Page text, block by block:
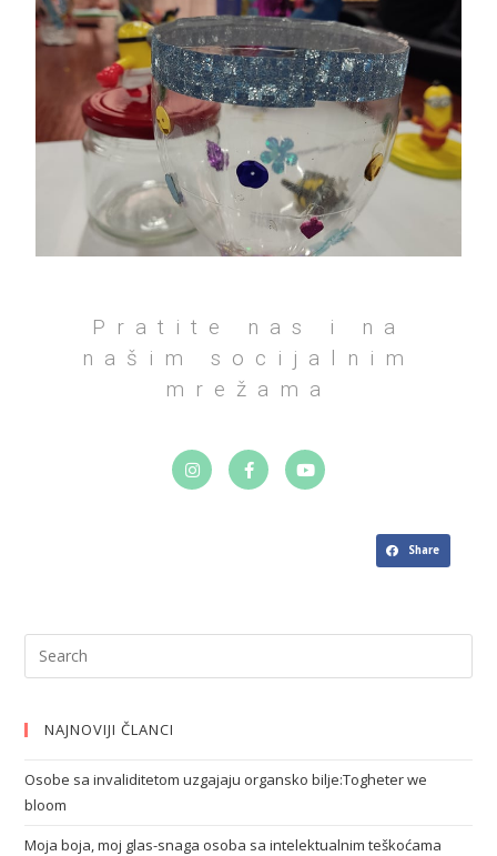
Pratite nas i na
našim socijalnim
mrežama
Share
NAJNOVIJI ČLANCI
Osobe sa invaliditetom uzgajaju organsko bilje:Togheter we
bloom
Moja boja, moj glas-snaga osoba sa intelektualnim teškoćama